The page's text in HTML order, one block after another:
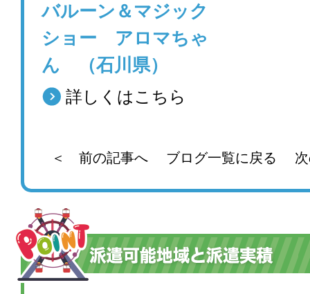
バルーン＆マジック
ショー アロマちゃ
ん （石川県）
詳しくはこちら
＜ 前の記事へ ブログ一覧に戻る